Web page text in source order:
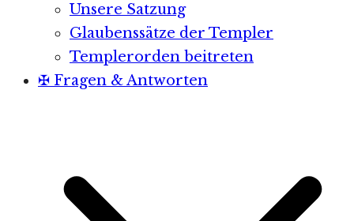
Unsere Satzung
Glaubenssätze der Templer
Templerorden beitreten
✠ Fragen & Antworten